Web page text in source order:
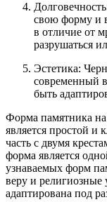
свою форму и
в отличие от
разрушаться
Эстетика:
современный
быть
Форма памятника
является простой
часть с двумя
форма является
узнаваемых форм
веру и
адаптирована под